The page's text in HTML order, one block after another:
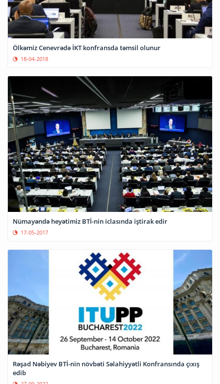
Ölkəmiz Cenevrədə İKT konfransda təmsil olunur
18-04-2018
Nümayəndə heyətimiz BTİ-nin iclasında iştirak edir
17-05-2017
Rəşad Nəbiyev BTİ-nin növbəti Səlahiyyətli Konfransında çıxış
edib